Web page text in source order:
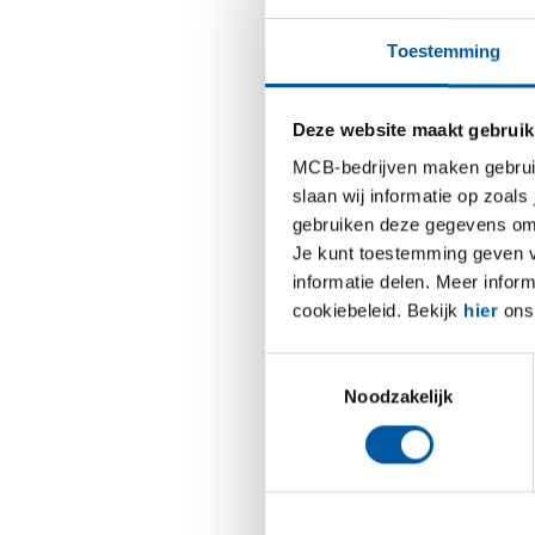
Toestemming
Deze website maakt
MCB-bedrijven maken
slaan wij informatie op
gebruiken deze gegevens
Je kunt toestemming geven
informatie delen. Meer
cookiebeleid. Bekijk hier
Noodzakelijk
bakkerij
ook, die
die van
Bij mijn
‘Ik weet
gauw te
mee te
doen.
Hoe
ik word
vrouw